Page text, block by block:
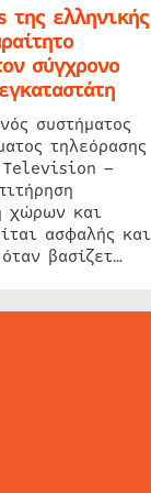
της ελληνικής
σύγχρονο
συστήματος
τηλεόρασης
–
χώρων και
ασφαλής και
βασίζετ…